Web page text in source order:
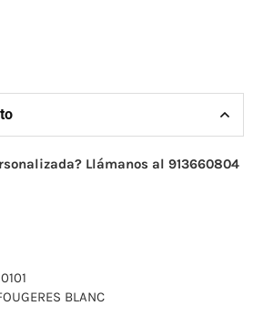
Llámanos al 913660804
BLANC